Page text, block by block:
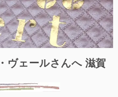
ヴェールさんへ 滋賀